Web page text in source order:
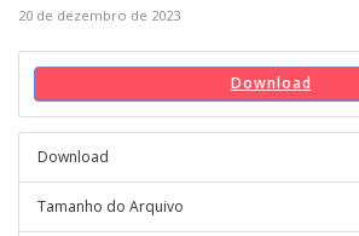
20 de dezembro de 2023
Download
Download
Tamanho do Arquivo